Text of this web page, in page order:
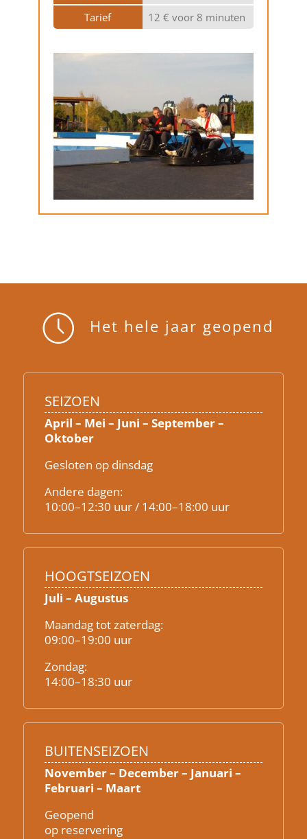
Tarief
12 € voor 8 minuten
Het hele jaar geopend
SEIZOEN
April – Mei – Juni – September –
Oktober
Gesloten op dinsdag
Andere dagen:
10:00–12:30 uur / 14:00–18:00 uur
HOOGTSEIZOEN
Juli – Augustus
Maandag tot zaterdag:
09:00–19:00 uur
Zondag:
14:00–18:30 uur
BUITENSEIZOEN
November – December – Januari –
Februari – Maart
Geopend
op reservering